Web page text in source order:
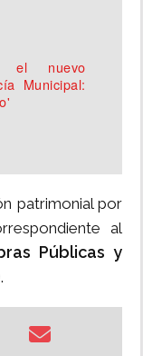
el nuevo
Municipal:
patrimonial por
al
Públicas y
.